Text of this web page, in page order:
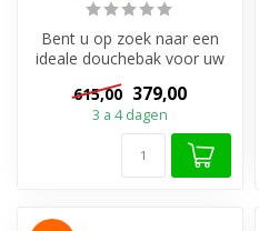
Bent u op zoek naar een
ideale douchebak voor uw
douchevloer?
Douchebakken zijn ...
615,00 379,00
3 a 4 dagen